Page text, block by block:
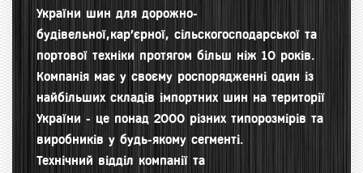
України шин для дорожно-
будівельної,кар'єрної, сільскогосподарської та
портової техніки протягом більш ніж 10 років.
Компанія має у своєму роспорядженні один із
найбільших складів імпортних шин на території
України - це понад 2000 різних типорозмірів та
виробників у будь-якому сегменті.
Технічний відділ компанії та